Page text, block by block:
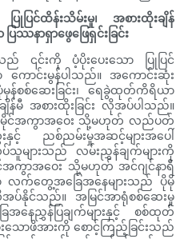
ပြင်ထိန်းသိမ်းမှု၊ အစားထိုးချိန်
နာရှာဖွေဖြေရှင်းခြင်း
၎င်းကို ပံ့ပိုးပေးသော ပြုပြင်
ောင်းမွန်ပါသည်။ အကောင်းဆုံး
န်စစ်ဆေးခြင်း၊ ရေခွဲထုတ်ကိရိယာ
န်မီ အစားထိုးခြင်း လိုအပ်ပါသည်။
ည် မိုင်အကွာအဝေး သို့မဟုတ် လည်ပတ်
င့် ညစ်ညမ်းမှုအဆင့်များအပေါ်
ျားသည် လမ်းညွှန်ချက်များကို
ကွာအဝေး သို့မဟုတ် အင်ဂျင်နာရီ
လက်တွေ့အခြေအနေများသည် ပိုမို
အပ်နိုင်သည်။ အမြင်အာရုံစစ်ဆေးမှု
နေညွှန်ပြချက်များနှင့် စစ်ထုတ်
ောဖိအားကို စောင့်ကြည့်ခြင်းသည်